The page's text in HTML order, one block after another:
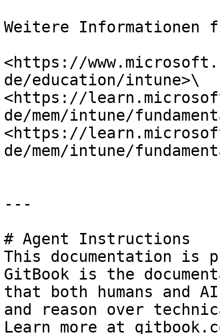
Weitere Informationen
<https://
de/education/intune>\
<https://
de/mem/intune/
<https://
de/mem/intune/
---
# Agent Instructions
This documentation is
GitBook is the
that both humans and
and reason over
Learn more at